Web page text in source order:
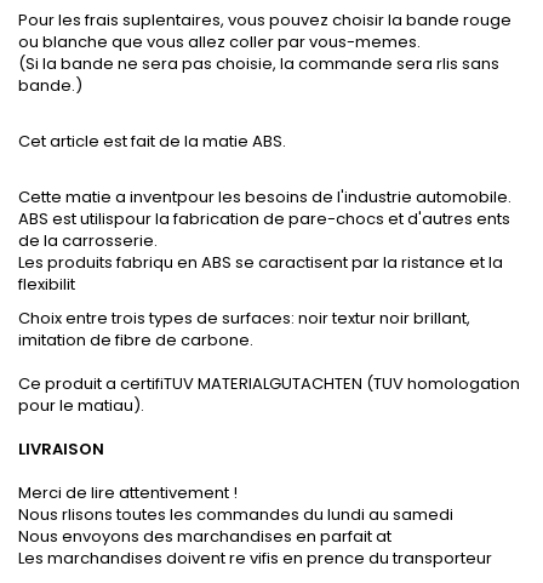
Pour les frais suplentaires, vous pouvez choisir la bande rouge
ou blanche que vous allez coller par vous-memes.
(Si la bande ne sera pas choisie, la commande sera rlis sans
bande.)
Cet article est fait de la matie ABS.
Cette matie a inventpour les besoins de l'industrie automobile.
ABS est utilispour la fabrication de pare-chocs et d'autres ents
de la carrosserie.
Les produits fabriqu en ABS se caractisent par la ristance et la
flexibilit
Choix entre trois types de surfaces: noir textur noir brillant,
imitation de fibre de carbone.
Ce produit a certifiTUV MATERIALGUTACHTEN (TUV homologation
pour le matiau).
LIVRAISON
Merci de lire attentivement !
Nous rlisons toutes les commandes du lundi au samedi
Nous envoyons des marchandises en parfait at
Les marchandises doivent re vifis en prence du transporteur